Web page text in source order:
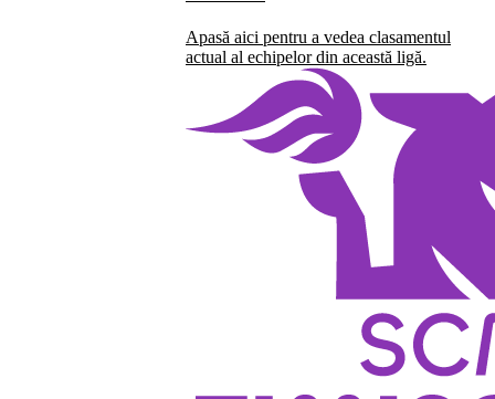
Apasă aici pentru a vedea clasamentul
actual al echipelor din această ligă.